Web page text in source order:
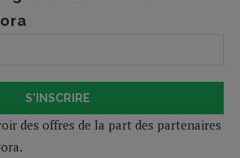
S'INSCRIRE
des offres de la part des partenaires